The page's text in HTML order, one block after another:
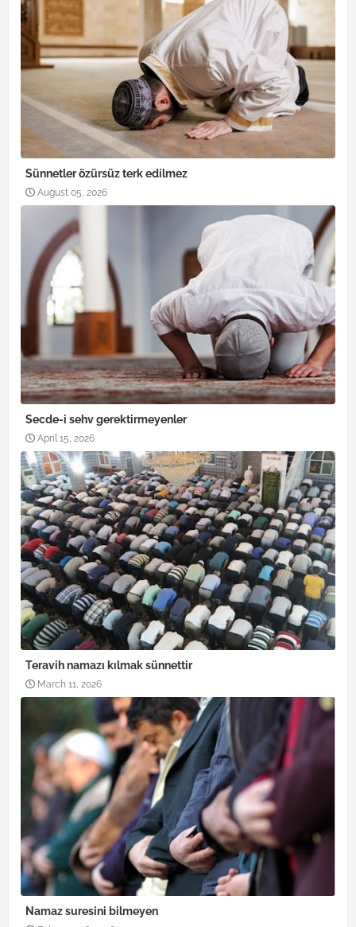
Sünnetler özürsüz terk edilmez
August 05, 2026
Secde-i sehv gerektirmeyenler
April 15, 2026
Teravih namazı kılmak sünnettir
March 11, 2026
Namaz suresini bilmeyen